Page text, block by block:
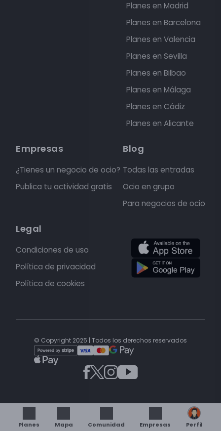
Planes en Madrid
Planes en Barcelona
Planes en Valencia
Planes en Sevilla
Planes en Bilbao
Planes en Málaga
Planes en Cádiz
Planes en Alicante
Empresas
¿Tienes un negocio de ocio?
Publica tu actividad gratis
Blog
Todas las entradas
Ocio en grupo
Para negocios de ocio
Legal
Condiciones de uso
Política de privacidad
Política de cookies
© Copyright 2025 | Todos los derechos reservados
Planes Mapa Comunidad Empresas Perfil